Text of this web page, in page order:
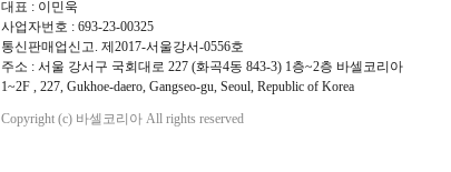
대표 : 이민욱
사업자번호 : 693-23-00325
통신판매업신고. 제2017-서울강서-0556호
주소 : 서울 강서구 국회대로 227 (화곡4동 843-3) 1층~2층 바셀코리아
1~2F , 227, Gukhoe-daero, Gangseo-gu, Seoul, Republic of Korea
Copyright (c) 바셀코리아 All rights reserved